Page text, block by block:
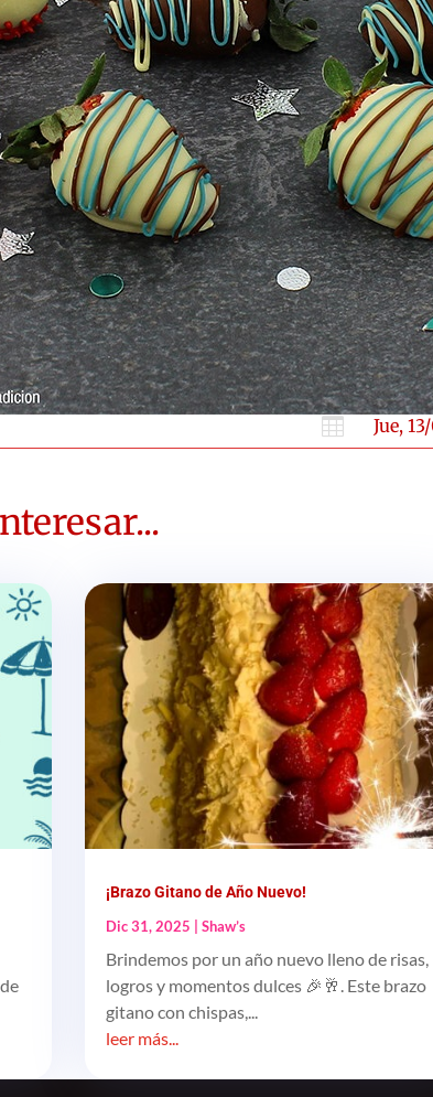
 Jue,
¡Brazo Gitano de Año Nuevo!
Dic 31, 2025
Shaw’s
Brindemos por un año nuevo lleno de risas,
logros y momentos dulces 🎉🥂. Este brazo
gitano con chispas,...
leer más...